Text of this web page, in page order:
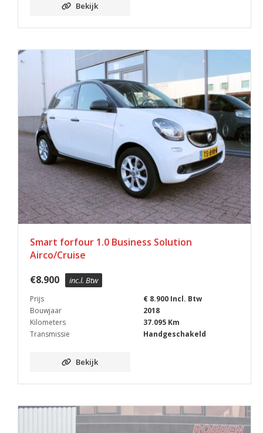
Bekijk
Smart forfour 1.0 Business Solution
Airco/Cruise
€8.900 inc.l. Btw
Prijs
€ 8.900 Incl. Btw
Bouwjaar
2018
Kilometers
37.095 Km
Transmissie
Handgeschakeld
Bekijk